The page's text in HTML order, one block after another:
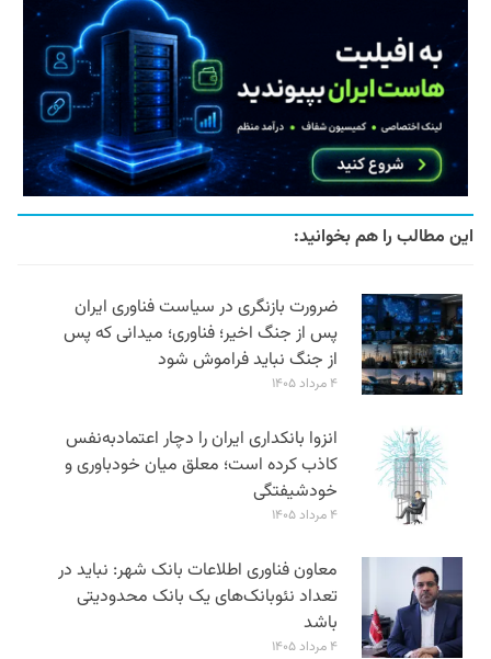
این مطالب را هم بخوانید:
ضرورت بازنگری در سیاست فناوری ایران
پس از جنگ اخیر؛ فناوری؛ میدانی که پس
از جنگ نباید فراموش شود
۴ مرداد ۱۴۰۵
انزوا بانکداری ایران را دچار اعتمادبه‌نفس
کاذب کرده است؛ معلق میان خودباوری و
خودشیفتگی
۴ مرداد ۱۴۰۵
معاون فناوری اطلاعات بانک شهر: نباید در
تعداد نئوبانک‌های یک بانک محدودیتی
باشد
۴ مرداد ۱۴۰۵